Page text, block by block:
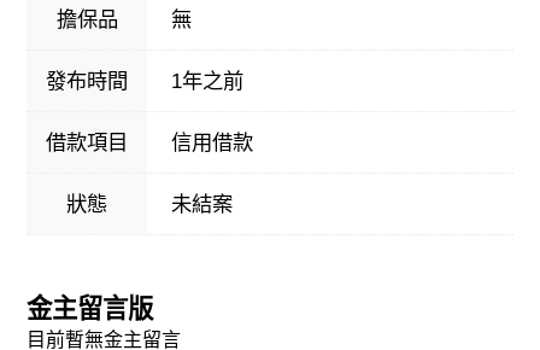
擔保品 無
發布時間 1年之前
借款項目 信用借款
狀態 未結案
金主留言版
目前暫無金主留言